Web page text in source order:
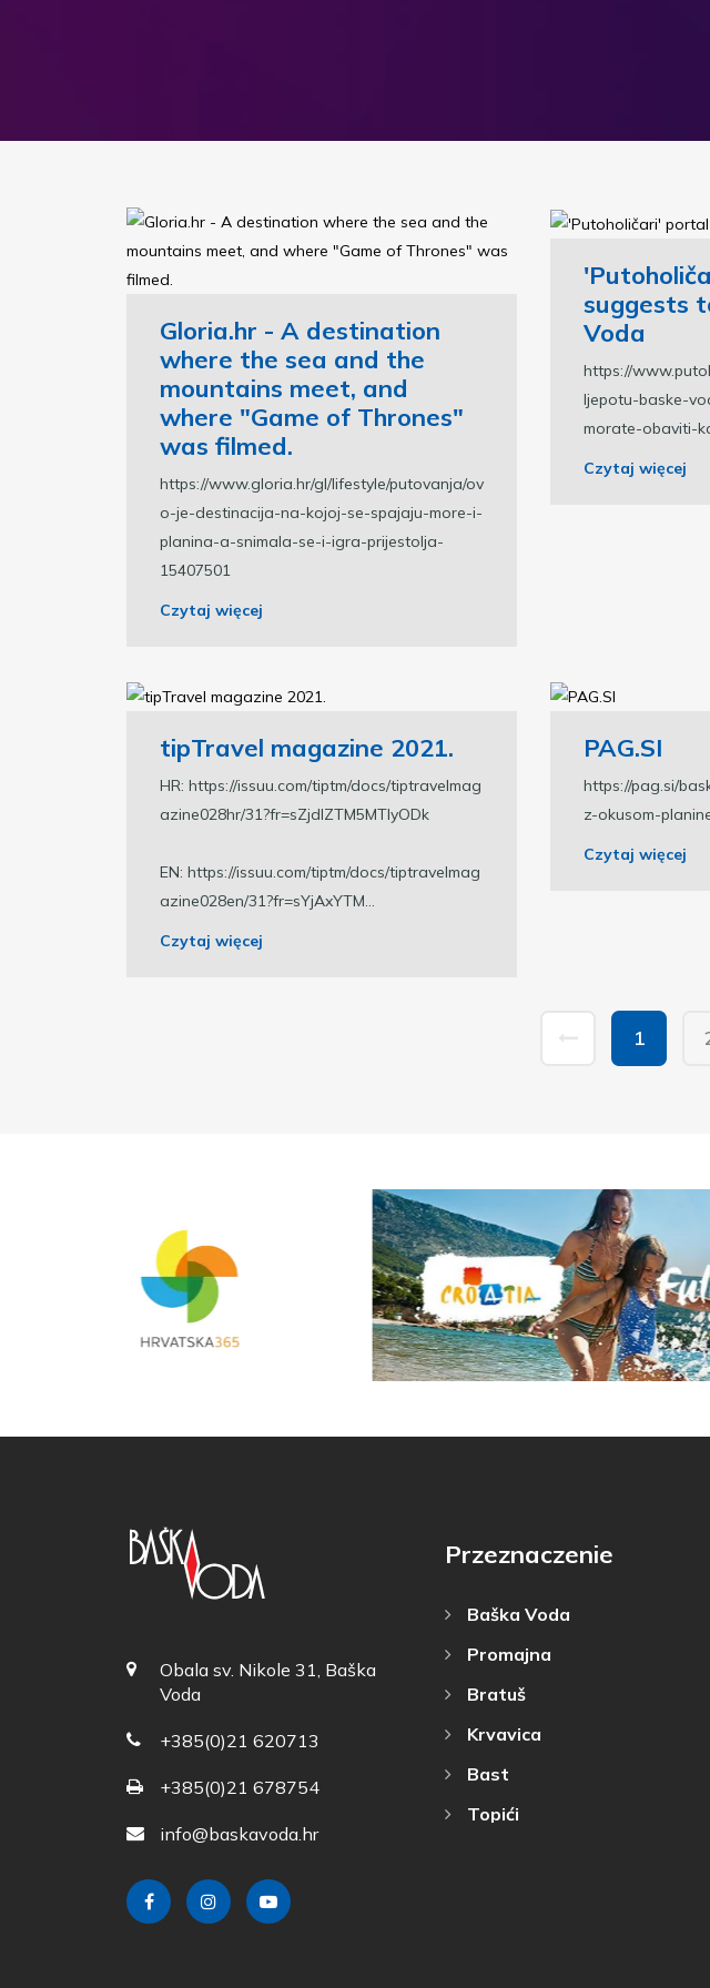
Gloria.hr - A destination
where the sea and the
mountains meet, and
where "Game of Thrones"
was filmed.
https://www.gloria.hr/gl/lifestyle/putovanja/ov
o-je-destinacija-na-kojoj-se-spajaju-more-i-
planina-a-snimala-se-i-igra-prijestolja-
15407501
Czytaj więcej
suggests
Voda
https://
ljepotu-baske-
morate-obaviti-
Czytaj więcej
tipTravel magazine 2021.
HR: https://issuu.com/tiptm/docs/tiptravelmag
azine028hr/31?fr=sZjdlZTM5MTIyODk
EN: https://issuu.com/tiptm/docs/tiptravelmag
azine028en/31?fr=sYjAxYTM...
Czytaj więcej
PAG.SI
https://pag.si/
z-okusom-
Czytaj więcej
1
Obala sv. Nikole 31, Baška
Voda
+385(0)21 620713
+385(0)21 678754
info@baskavoda.hr
Przeznaczenie
Baška Voda
Promajna
Bratuš
Krvavica
Bast
Topići